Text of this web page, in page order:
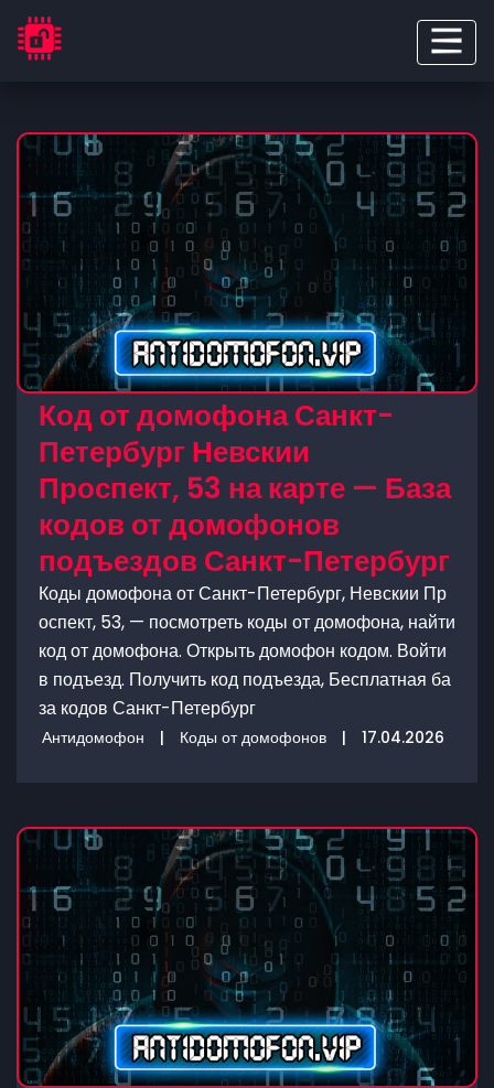
Код от домофона Санкт-
Петербург Невскии
Проспект, 53 на карте — База
кодов от домофонов
подъездов Санкт-Петербург
Коды домофона от Санкт-Петербург, Невскии Пр
оспект, 53, — посмотреть коды от домофона, найти
код от домофона. Открыть домофон кодом. Войти
в подъезд. Получить код подъезда, Бесплатная ба
за кодов Санкт-Петербург
Антидомофон | Коды от домофонов | 17.04.2026